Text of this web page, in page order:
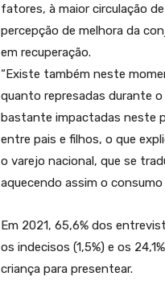
fatores, à maior circulação
percepção de melhora da
em recuperação.
“Existe também neste
quanto represadas durante
bastante impactadas neste
entre pais e filhos, o que
o varejo nacional, que se
aquecendo assim o
Em 2021, 65,6% dos
os indecisos (1,5%) e os
criança para presentear.